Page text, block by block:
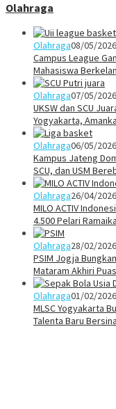
Olahraga
Olahraga08/05/2026
Campus League
Mahasiswa
Olahraga07/05/2026
UKSW dan SCU
Yogyakarta,
Olahraga06/05/2026
Kampus Jateng
SCU, dan USM
Olahraga26/04/2026
MILO ACTIV
4.500 Pelari
Olahraga28/02/2026
PSIM Jogja
Mataram Akhiri
Olahraga01/02/2026
MLSC Yogyakarta
Talenta Baru